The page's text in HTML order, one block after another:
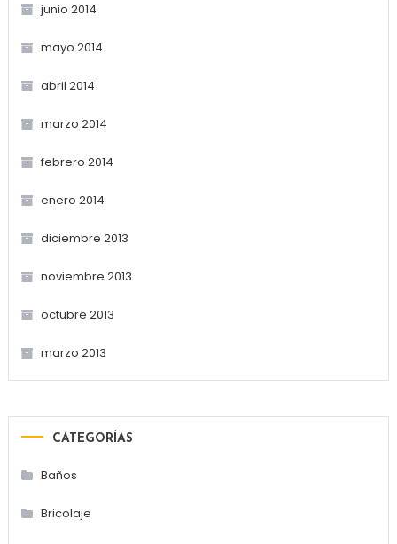
junio 2014
mayo 2014
abril 2014
marzo 2014
febrero 2014
enero 2014
diciembre 2013
noviembre 2013
octubre 2013
marzo 2013
CATEGORÍAS
Baños
Bricolaje